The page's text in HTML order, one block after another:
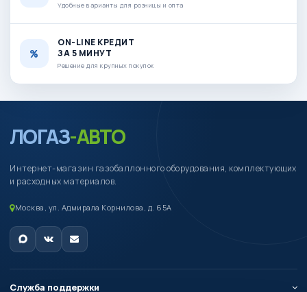
Удобные варианты для розницы и опта
ON-LINE КРЕДИТ
ЗА 5 МИНУТ
Решение для крупных покупок
ЛОГАЗ-АВТО
Интернет-магазин газобаллонного оборудования, комплектующих
и расходных материалов.
Москва, ул. Адмирала Корнилова, д. 65А
Служба поддержки